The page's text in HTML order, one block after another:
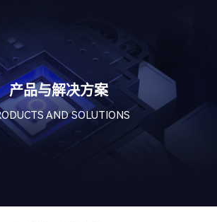
产品与解决方案
AND SOLUTIONS